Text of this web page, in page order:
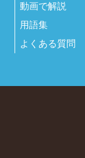
動画で解説
用語集
よくある質問